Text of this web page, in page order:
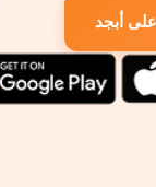
أبجد